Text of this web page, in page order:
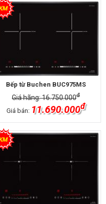
Bếp từ Buchen BUC975MS
Giá hãng: 16.750.000đ
Giá bán: 11.690.000đ